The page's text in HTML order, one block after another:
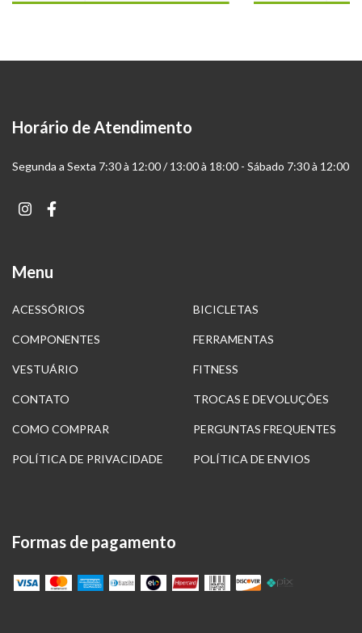
Horário de Atendimento
Segunda a Sexta 7:30 à 12:00 / 13:00 à 18:00 - Sábado 7:30 à 12:00
Menu
ACESSÓRIOS BICICLETAS
COMPONENTES FERRAMENTAS
VESTUÁRIO FITNESS
CONTATO TROCAS E DEVOLUÇÕES
COMO COMPRAR PERGUNTAS FREQUENTES
POLÍTICA DE PRIVACIDADE POLÍTICA DE ENVIOS
Formas de pagamento